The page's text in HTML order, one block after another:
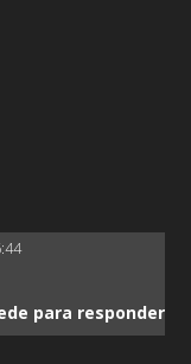
para responder